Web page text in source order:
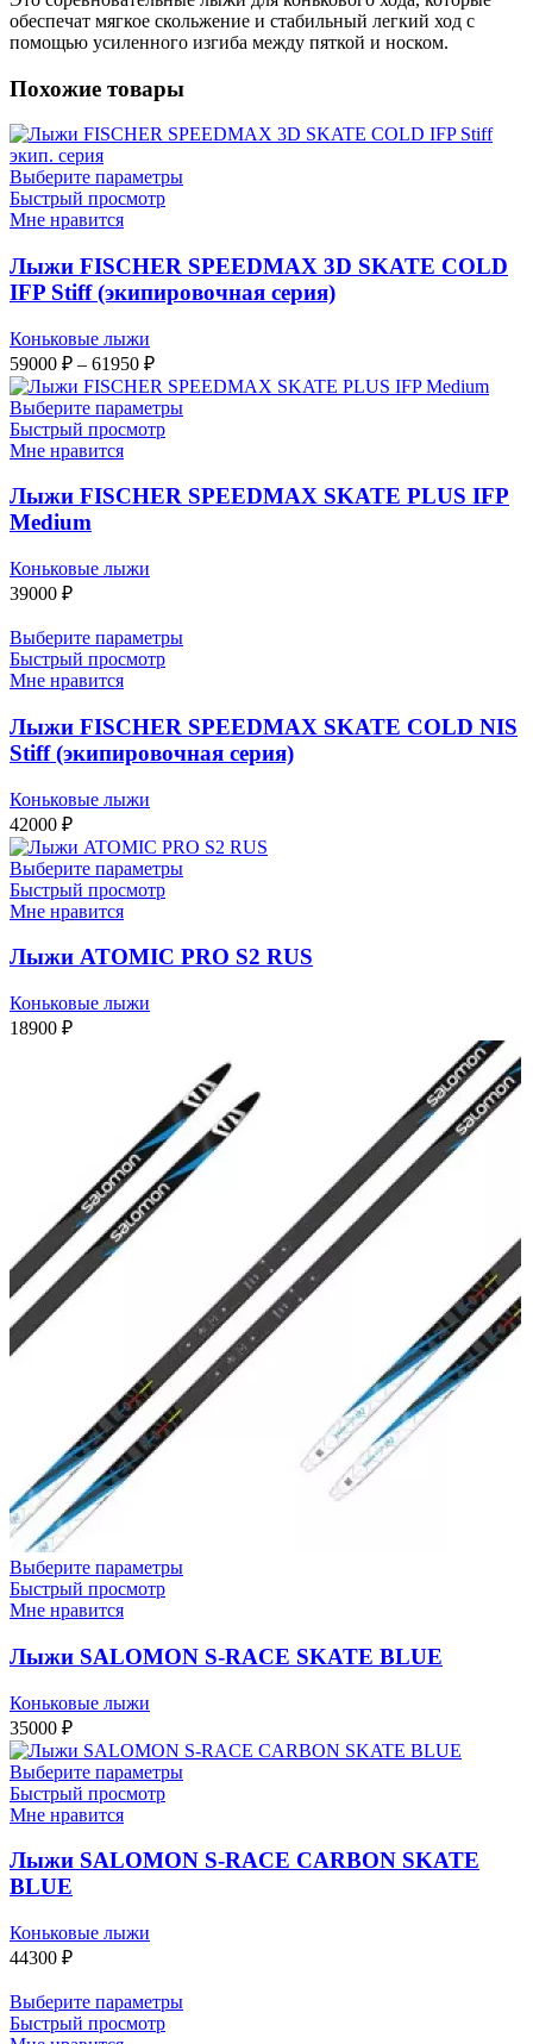
обеспечат мягкое скольжение и стабильный легкий ход с
помощью усиленного изгиба между пяткой и носком.
Похожие товары
Выберите параметры
Быстрый просмотр
Мне нравится
Лыжи FISCHER SPEEDMAX 3D SKATE COLD
IFP Stiff (экипировочная серия)
Коньковые лыжи
59000 ₽ – 61950 ₽Диапазон
цен:
59000 ₽
–
Выберите параметры
Быстрый просмотр
Мне нравится
Лыжи FISCHER SPEEDMAX SKATE PLUS IFP
Medium
Коньковые лыжи
39000 ₽
Выберите параметры
Быстрый просмотр
Мне нравится
Лыжи FISCHER SPEEDMAX SKATE COLD NIS
Stiff (экипировочная серия)
Коньковые лыжи
42000 ₽
Выберите параметры
Быстрый просмотр
Мне нравится
Лыжи ATOMIC PRO S2 RUS
Коньковые лыжи
18900 ₽
Выберите параметры
Быстрый просмотр
Мне нравится
Лыжи SALOMON S-RACE SKATE BLUE
Коньковые лыжи
35000 ₽
Выберите параметры
Быстрый просмотр
Мне нравится
Лыжи SALOMON S-RACE CARBON SKATE
BLUE
Коньковые лыжи
44300 ₽
Выберите параметры
Быстрый просмотр